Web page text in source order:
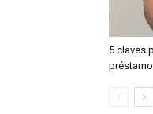
5 claves